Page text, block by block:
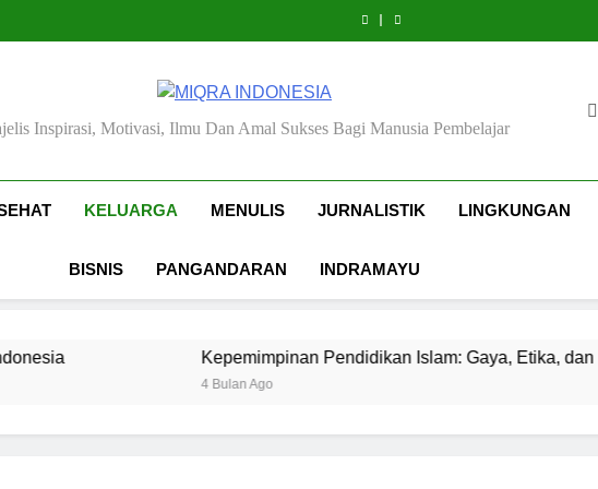
Spiritualitas
Islam
Pendidikan
Indonesia
Etika,
Spiritualitas
Manajemen
Pendidikan
Islam
dan
Islam
INDONESIA
Inspirasi, Motivasi, Ilmu Dan Amal Sukses Bagi Manusia Pembelajar
KELUARGA MENULIS JURNALISTIK LINGKUNGAN
BISNIS PANGANDARAN INDRAMAYU
Kepemimpinan Pendidikan Islam: Gaya, Etika, dan Spiritualitas